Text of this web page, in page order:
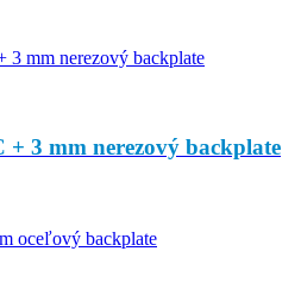
+ 3 mm nerezový backplate